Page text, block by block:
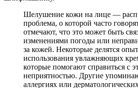
Шелушение кожи на лице —
проблема, о которой часто
отмечают, что это может быть
изменениями погоды или
за кожей. Некоторые делятся
использования увлажняющих
которые помогают справиться с
неприятностью. Другие
аллергиях или